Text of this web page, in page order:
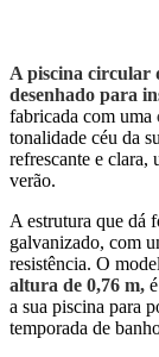
A piscina circular
desenhado para
fabricada com uma
tonalidade céu da
refrescante e clara,
verão.
A estrutura que dá
galvanizado, com
resistência. O
altura de 0,76 m,
a sua piscina para
temporada de